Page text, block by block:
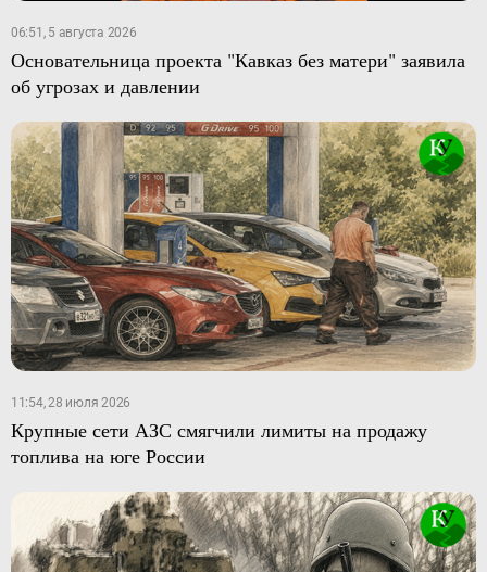
06:51, 5 августа 2026
Основательница проекта "Кавказ без матери" заявила
об угрозах и давлении
11:54, 28 июля 2026
Крупные сети АЗС смягчили лимиты на продажу
топлива на юге России